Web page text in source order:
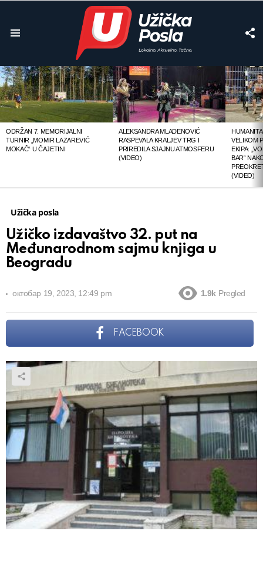
LATEST
STORIES
ODRŽAN 7. MEMORIJALNI
TURNIR „MOMIR LAZAREVIĆ
MOKAČ“ U ČAJETINI
ALEKSANDRA MLADENOVIĆ
RASPEVALA KRALJEV TRG I
PRIREDILA SJAJNU ATMOSFERU
(VIDEO)
VELIKOM
EKIPA:
BAR“
(VIDEO)
Užička posla
Užičko izdavaštvo 32. put na
Međunarodnom sajmu knjiga u
Beogradu
октобар 19, 2023, 12:49 pm 1.9k Pregled
FACEBOOK